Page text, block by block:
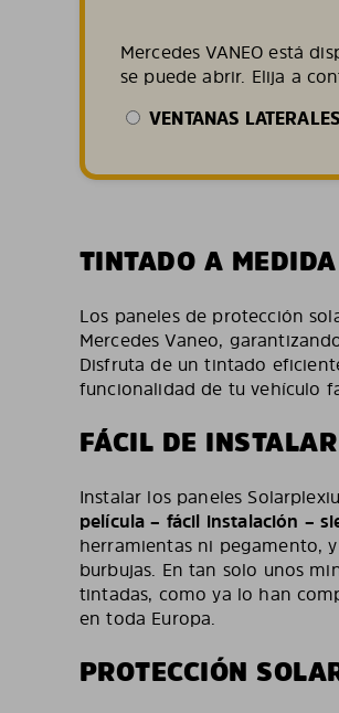
Mercedes VANEO está
se puede abrir. Elija a
VENTANAS
TINTADO A
Los paneles de protección
Mercedes Vaneo,
Disfruta de un tintado
funcionalidad de tu vehículo
FÁCIL DE INSTALAR
Instalar los paneles
película – fácil instalación –
herramientas ni pegamento,
burbujas. En tan solo unos
tintadas, como ya lo han
en toda Europa.
PROTECCIÓN